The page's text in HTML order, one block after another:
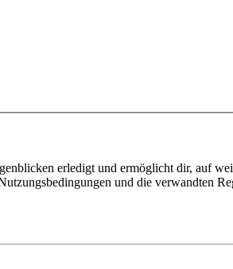
erledigt und ermöglicht dir, auf
und die verwandten